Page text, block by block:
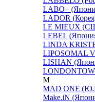
LABO+
LADOR
LE MIEUX
LEBEL
LINDA
LIPOSOMAL
LISHAN
M
MAD ONE
Make.iN